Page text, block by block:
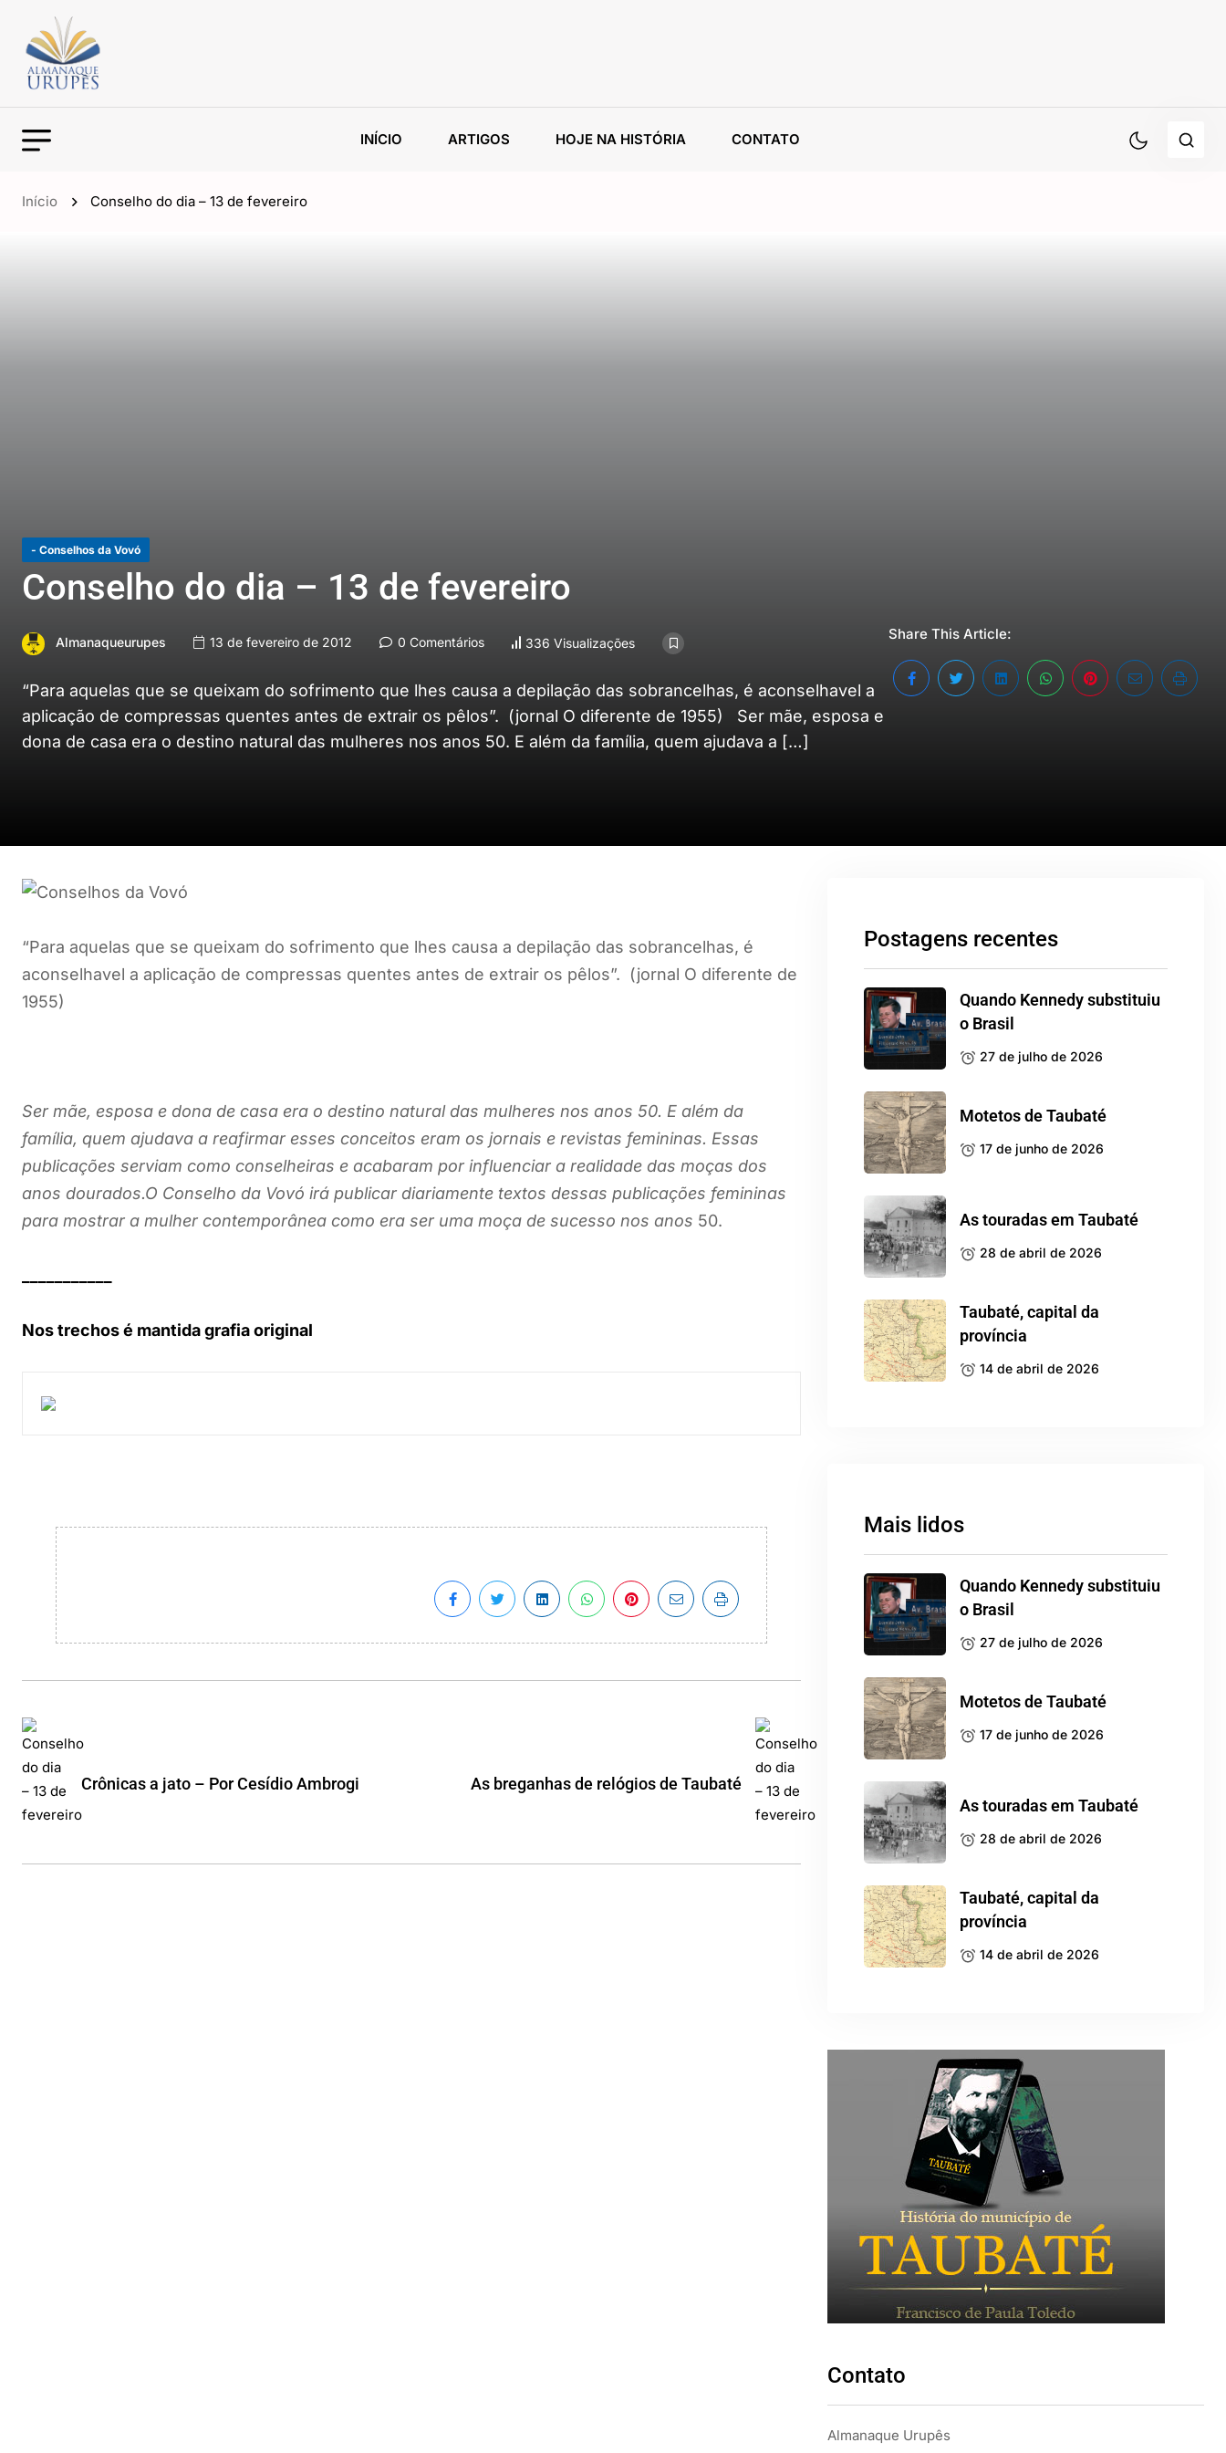
INÍCIO ARTIGOS HOJE NA HISTÓRIA CONTATO
Início Conselho do dia – 13 de fevereiro
- Conselhos da Vovó
Conselho do dia – 13 de fevereiro
Almanaqueurupes 13 de fevereiro de 2012 0 Comentários 336 Visualizações
“Para aquelas que se queixam do sofrimento que lhes causa a depilação das sobrancelhas, é aconselhavel a
aplicação de compressas quentes antes de extrair os pêlos”. (jornal O diferente de 1955) Ser mãe, esposa e
dona de casa era o destino natural das mulheres nos anos 50. E além da família, quem ajudava a […]
Share This Article:
“Para aquelas que se queixam do sofrimento que lhes causa a depilação das sobrancelhas, é
aconselhavel a aplicação de compressas quentes antes de extrair os pêlos”. (jornal O diferente de
1955)
Ser mãe, esposa e dona de casa era o destino natural das mulheres nos anos 50. E além da
família, quem ajudava a reafirmar esses conceitos eram os jornais e revistas femininas. Essas
publicações serviam como conselheiras e acabaram por influenciar a realidade das moças dos
anos dourados.O Conselho da Vovó irá publicar diariamente textos dessas publicações femininas
para mostrar a mulher contemporânea como era ser uma moça de sucesso nos anos 50.
Nos trechos é mantida grafia original
Crônicas a jato – Por Cesídio Ambrogi As breganhas de relógios de Taubaté
Postagens recentes
Quando Kennedy substituiu
o Brasil
27 de julho de 2026
Motetos de Taubaté
17 de junho de 2026
As touradas em Taubaté
28 de abril de 2026
Taubaté, capital da
província
14 de abril de 2026
Mais lidos
Quando Kennedy substituiu
o Brasil
27 de julho de 2026
Motetos de Taubaté
17 de junho de 2026
As touradas em Taubaté
28 de abril de 2026
Taubaté, capital da
província
14 de abril de 2026
Contato
Almanaque Urupês